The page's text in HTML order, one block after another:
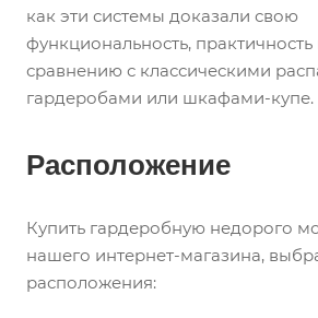
как эти системы доказали свою
функциональность,
сравнению с классическими
гардеробами или шкафами-купе.
Расположение
Купить гардеробную недорого
нашего интернет-магазина,
расположения: